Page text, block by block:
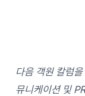
다음 객원 칼럼
뮤니케이션 및